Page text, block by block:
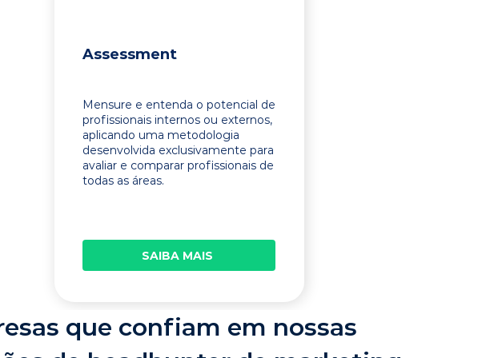
Assessment
Mensure e entenda o potencial de
profissionais internos ou externos,
aplicando uma metodologia
desenvolvida exclusivamente para
avaliar e comparar profissionais de
todas as áreas.
SAIBA MAIS
que confiam em nossas